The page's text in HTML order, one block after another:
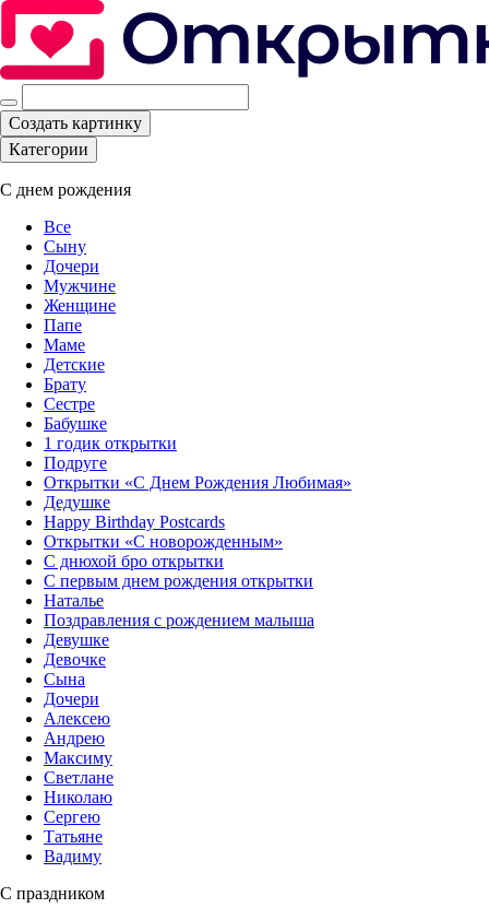
Создать картинку
Категории
С днем рождения
Все
Сыну
Дочери
Мужчине
Женщине
Папе
Маме
Детские
Брату
Сестре
Бабушке
1 годик открытки
Подруге
Открытки «С Днем Рождения Любимая»‎
Дедушке
Happy Birthday Postcards
Открытки «‎С новорожденным»
С днюхой бро открытки
С первым днем рождения открытки
Наталье
Поздравления с рождением малыша
Девушке
Девочке
Сына
Дочери
Алексею
Андрею
Максиму
Светлане
Николаю
Сергею
Татьяне
Вадиму
С праздником